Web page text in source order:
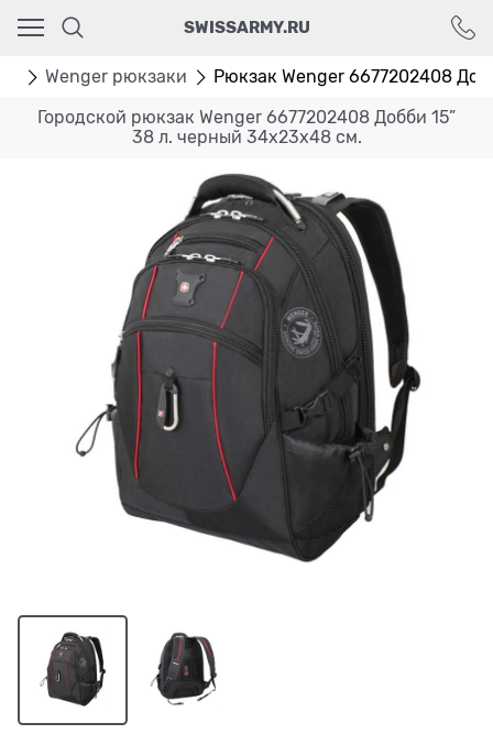
SWISSARMY.RU
Wenger рюкзаки Рюкзак Wenger 6677202408
Городской рюкзак Wenger 6677202408 Добби 15”
38 л. черный 34x23x48 см.
Ваш город - Москва,
угадали?
ДА НЕТ